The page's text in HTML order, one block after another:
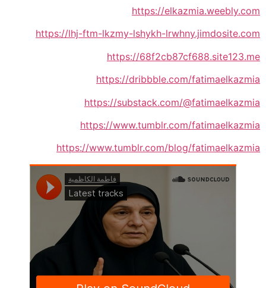
https://elkazmia.weebly.com
https://lhj-ftm-lkzmy-lshykh-lrwhny.jimdosite.com
https://68f2cb87cf688.site123.me
https://dribbble.com/fatimaelkazmia
https://substack.com/@fatimaelkazmia
https://www.tumblr.com/fatimaelkazmia
https://www.tumblr.com/blog/fatimaelkazmia